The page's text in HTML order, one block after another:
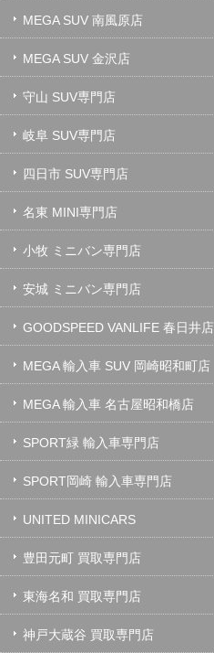
MEGA SUV 南風原店
MEGA SUV 金沢店
守山 SUV専門店
岐阜 SUV専門店
四日市 SUV専門店
名東 MINI専門店
小牧 ミニバン専門店
安城 ミニバン専門店
GOODSPEED VANLIFE 春日井店
MEGA 輸入車 SUV 岡崎昭和町店
MEGA 輸入車 名古屋昭和橋店
SPORT緑 輸入車専門店
SPORT岡崎 輸入車専門店
UNITED MINICARS
豊田元町 買取専門店
東海名和 買取専門店
神戸大蔵谷 買取専門店